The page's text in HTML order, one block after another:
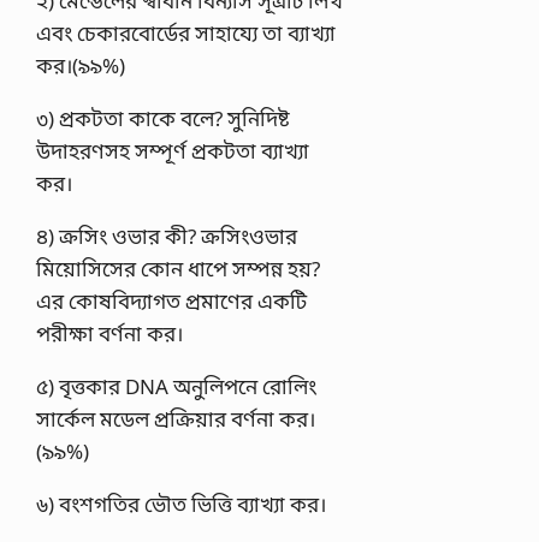
এবং চেকারবাের্ডের সাহায্যে তা ব্যাখ্যা
কর।(৯৯%)
৩) প্রকটতা কাকে বলে? সুনিদিষ্ট
উদাহরণসহ সম্পূর্ণ প্রকটতা ব্যাখ্যা
কর।
৪) ক্রসিং ওভার কী? ক্রসিংওভার
মিয়ােসিসের কোন ধাপে সম্পন্ন হয়?
এর কোষবিদ্যাগত প্রমাণের একটি
পরীক্ষা বর্ণনা কর।
৫) বৃত্তকার DNA অনুলিপনে রােলিং
সার্কেল মডেল প্রক্রিয়ার বর্ণনা কর।
(৯৯%)
৬) বংশগতির ভৌত ভিত্তি ব্যাখ্যা কর।